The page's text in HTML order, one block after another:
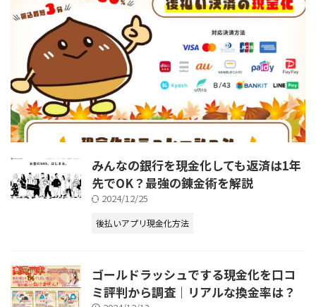
みんなの銀行を現金化しても返済は1年
先でOK？最強の錬金術を解説
2024/12/25
後払いアプリ現金化方法
ゴールドラッシュでする現金化を口コ
ミ評判から調査｜リアルな換金率は？